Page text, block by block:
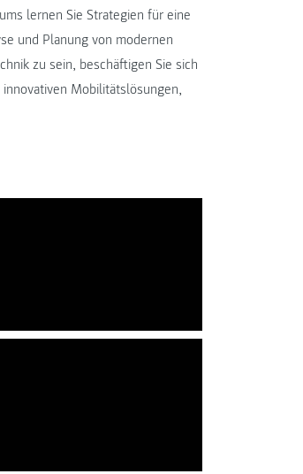
lernen Sie Strategien für eine
und Planung von modernen
zu sein, beschäftigen Sie sich
Mobilitätslösungen,